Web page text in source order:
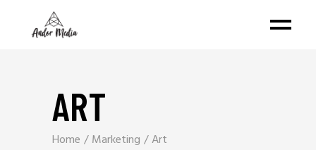
ART
Home Marketing Art